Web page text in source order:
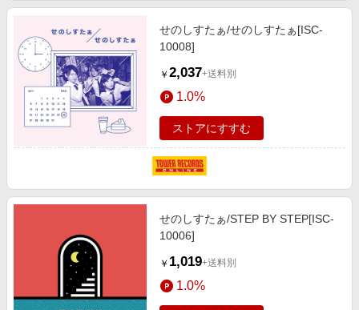
せのしすたぁ/せのしすたぁ[ISC-
10008]
￥ 2,037+送料別
1.0%
ストアにすすむ
せのしすたぁ/STEP BY STEP[ISC-
10006]
￥ 1,019+送料別
1.0%